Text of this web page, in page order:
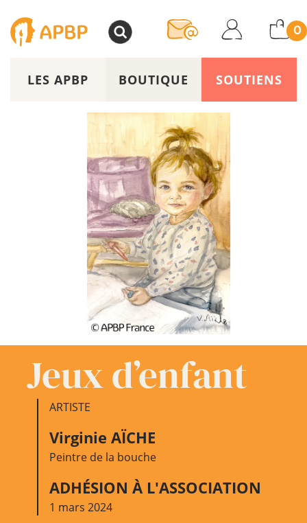
0
LES APBP BOUTIQUE SOUTIENS
Jeux d’enfant
ARTISTE
Virginie AÏCHE
Peintre de la bouche
ADHÉSION À L'ASSOCIATION
1 mars 2024